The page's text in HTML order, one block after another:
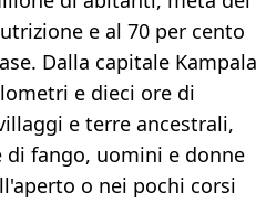
e al 70 per cento
Dalla capitale Kampala
e dieci ore di
e terre ancestrali,
fango, uomini e donne
o nei pochi corsi